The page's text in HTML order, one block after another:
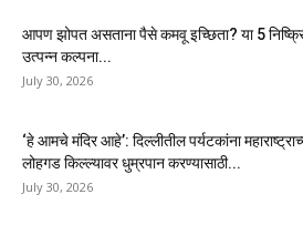
आपण झोपत असताना पैसे कमवू इच्छिता? या 5
उत्पन्न कल्पना...
July 30, 2026
‘हे आमचे मंदिर आहे’: दिल्लीतील पर्यटकांना
लोहगड किल्ल्यावर धुम्रपान करण्यासाठी...
July 30, 2026